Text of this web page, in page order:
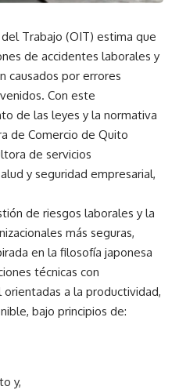
Trabajo (OIT) estima que
de accidentes laborales y
causados por errores
Con este
de las leyes y la normativa
de Comercio de Quito
de servicios
y seguridad empresarial,
de riesgos laborales y la
más seguras,
en la filosofía japonesa
técnicas con
a la productividad,
bajo principios de:
y,